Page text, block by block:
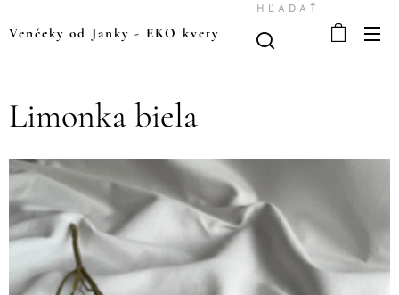
Venčeky od Janky - EKO kvety
HĽADAŤ
Limonka biela